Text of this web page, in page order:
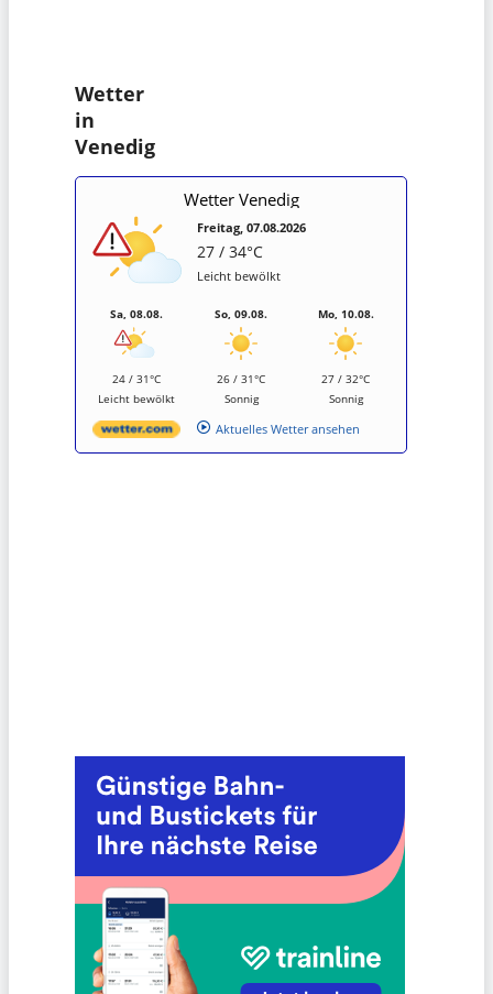
Wetter
in
Venedig
Wetter Venedig
Freitag, 07.08.2026
27 / 34°C
Leicht bewölkt
Sa, 08.08.
24 / 31°C
Leicht bewölkt
So, 09.08.
26 / 31°C
Sonnig
Mo, 10.08.
27 / 32°C
Sonnig
Aktuelles Wetter ansehen